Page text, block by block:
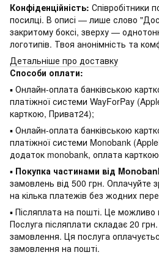
Конфіденційність: Співробітники
посилці. В описі — лише слово
закритому боксі, зверху —
логотипів. Твоя анонімність та
Детальніше про доставку
Способи оплати:
▪ Онлайн-оплата банківською
платіжної системи WayForPay
карткою, Приват24);
▪ Онлайн-оплата банківською
платіжної системи Monobank
додаток monobank, оплата
▪ Покупка частинами від
замовлень від 500 грн. Оплачуйте
на кілька платежів без жодних
▪ Післяплата на пошті. Це можливо
Послуга післяплати складає 20
замовлення. Ця послуга
замовлення на пошті.